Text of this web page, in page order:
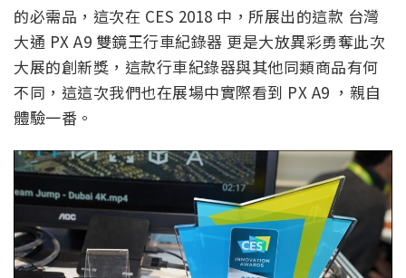
的必需品，這次在 CES 2018 中，所展出的這款 台灣
大通 PX A9 雙鏡王行車紀錄器 更是大放異彩勇奪此次
大展的創新獎，這款行車紀錄器與其他同類商品有何
不同，這這次我們也在展場中實際看到 PX A9 ，親自
體驗一番。